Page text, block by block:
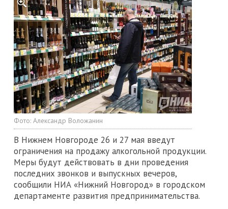
Фото: Александр Воложанин
В Нижнем Новгороде 26 и 27 мая введут
ограничения на продажу алкогольной продукции.
Меры будут действовать в дни проведения
последних звонков и выпускных вечеров,
сообщили НИА «Нижний Новгород» в городском
департаменте развития предпринимательства.